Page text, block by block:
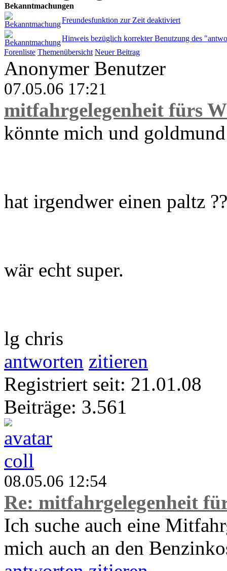
Bekanntmachungen
Freundesfunktion zur Zeit deaktiviert
Hinweis bezüglich korrekter Benutzung des
Forenliste Themenübersicht Neuer Beitrag
Anonymer Benutzer
07.05.06 17:21
mitfahrgelegenheit fürs
könnte mich und
hat irgendwer einen paltz ??
wär echt super.
lg chris
antworten zitieren
Registriert seit: 21.01.08
Beiträge: 3.561
coll
08.05.06 12:54
Re: mitfahrgelegenheit
Ich suche auch eine
mich auch an den